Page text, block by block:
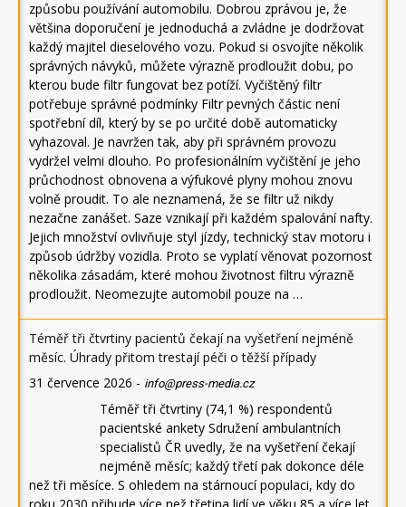
způsobu používání automobilu. Dobrou zprávou je, že
většina doporučení je jednoduchá a zvládne je dodržovat
každý majitel dieselového vozu. Pokud si osvojíte několik
správných návyků, můžete výrazně prodloužit dobu, po
kterou bude filtr fungovat bez potíží. Vyčištěný filtr
potřebuje správné podmínky Filtr pevných částic není
spotřební díl, který by se po určité době automaticky
vyhazoval. Je navržen tak, aby při správném provozu
vydržel velmi dlouho. Po profesionálním vyčištění je jeho
průchodnost obnovena a výfukové plyny mohou znovu
volně proudit. To ale neznamená, že se filtr už nikdy
nezačne zanášet. Saze vznikají při každém spalování nafty.
Jejich množství ovlivňuje styl jízdy, technický stav motoru i
způsob údržby vozidla. Proto se vyplatí věnovat pozornost
několika zásadám, které mohou životnost filtru výrazně
prodloužit. Neomezujte automobil pouze na …
Téměř tři čtvrtiny pacientů čekají na vyšetření nejméně
měsíc. Úhrady přitom trestají péči o těžší případy
31 července 2026 - info@press-media.cz
Téměř tři čtvrtiny (74,1 %) respondentů
pacientské ankety Sdružení ambulantních
specialistů ČR uvedly, že na vyšetření čekají
nejméně měsíc; každý třetí pak dokonce déle
než tři měsíce. S ohledem na stárnoucí populaci, kdy do